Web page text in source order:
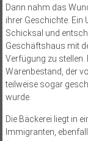
Dann nahm das
ihrer Geschichte. Ein
Schicksal und
Geschäftshaus mit
Verfügung zu stellen.
Warenbestand, der
teilweise sogar
wurde.
Die Bäckerei liegt in
Immigranten,